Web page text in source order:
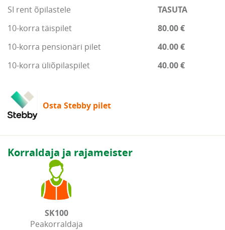
SI rent õpilastele
TASUTA
10-korra täispilet
80.00 €
10-korra pensionäri pilet
40.00 €
10-korra üliõpilaspilet
40.00 €
Osta Stebby pilet
Korraldaja ja rajameister
SK100
Peakorraldaja